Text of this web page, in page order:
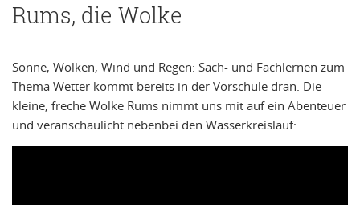
Rums, die Wolke
Sonne, Wolken, Wind und Regen: Sach- und Fachlernen zum
Thema Wetter kommt bereits in der Vorschule dran. Die
kleine, freche Wolke Rums nimmt uns mit auf ein Abenteuer
und veranschaulicht nebenbei den Wasserkreislauf: